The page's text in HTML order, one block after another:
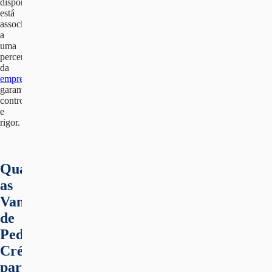
está
associado
a
uma
percentagem
da
empreitada
garantindo
controlo
e
rigor.
Quais
as
Vantagens
de
Pedir
Crédito
para